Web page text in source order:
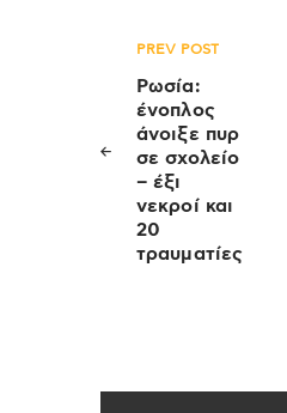
Πλοήγηση
άρθρων
PREV POST
Ρωσία:
ένοπλος
άνοιξε πυρ
σε σχολείο
– έξι
νεκροί και
20
τραυματίες